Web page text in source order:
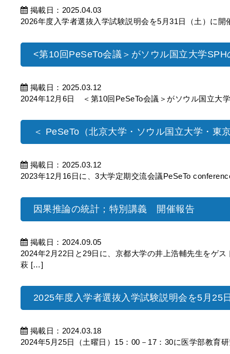
掲載日：2025.04.03
2026年度入学者選抜入学試験説明会を5月31日（土）に
<第10回PeSeTo会議＞がソウル国立大学
掲載日：2025.03.12
2024年12月6日 ＜第10回PeSeTo会議＞がソウル国立大
＜ PeSeTo（北京大学・ソウル国立大学・東
掲載日：2025.03.12
2023年12月16日に、3大学定期交流会議PeSeTo
因果推論の統計；特別講義 開催報告
掲載日：2024.09.05
2024年2月22日と29日に、京都大学の井上浩輔先生をゲ
萩 […]
2025年度入学者選抜入学試験説明会を5月25
掲載日：2024.03.18
2024年5月25日（土曜日）15：00－17：30に医学部教育